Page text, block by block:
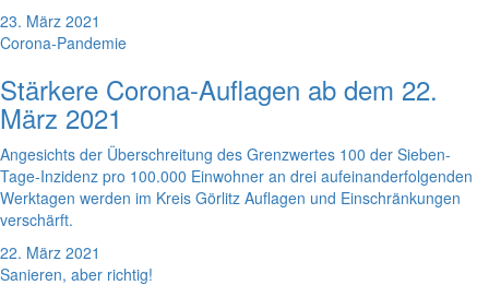
23. März 2021
Corona-Pandemie
Stärkere Corona-Auflagen ab dem 22.
März 2021
Angesichts der Überschreitung des Grenzwertes 100 der Sieben-
Tage-Inzidenz pro 100.000 Einwohner an drei aufeinanderfolgenden
Werktagen werden im Kreis Görlitz Auflagen und Einschränkungen
verschärft.
22. März 2021
Sanieren, aber richtig!